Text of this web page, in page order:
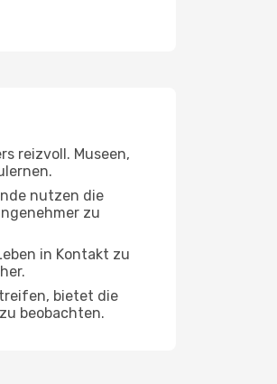
reizvoll. Museen,
nutzen die
zu
in Kontakt zu
bietet die
beobachten.